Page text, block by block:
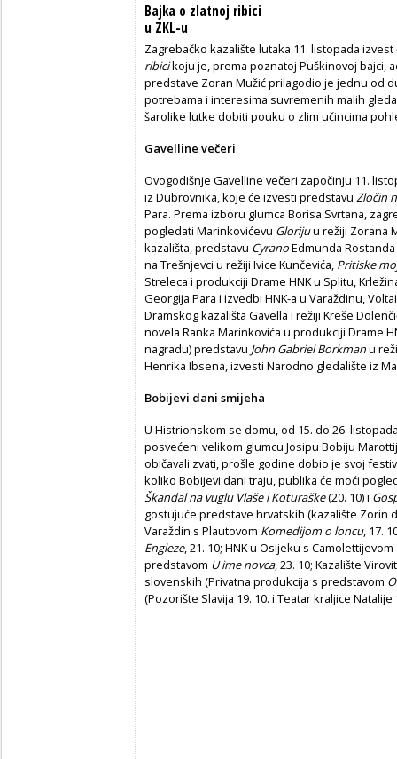
Bajka o zlatnoj ribici
u ZKL-u
Zagrebačko kazalište lutaka 11. listopada
ribicikoju je, prema poznatoj Puškinovoj bajci,
predstave Zoran Mužić prilagodio je jednu od
potrebama i interesima suvremenih malih
šarolike lutke dobiti pouku o zlim učincima
Gavelline večeri
Ovogodišnje Gavelline večeri započinju 11.
iz Dubrovnika, koje će izvesti predstavu Zločin
Para. Prema izboru glumca Borisa Svrtana,
pogledati Marinkovićevu Glorijuu režiji Zorana
kazališta, predstavu CyranoEdmunda
na Trešnjevci u režiji Ivice Kunčevića, Pritiske
Streleca i produkciji Drame HNK u Splitu,
Georgija Para i izvedbi HNK-a u Varaždinu,
Dramskog kazališta Gavella i režiji Kreše
novela Ranka Marinkovića u produkciji Drame
nagradu) predstavu John Gabriel Borkmanu
Henrika Ibsena, izvesti Narodno gledalište iz
Bobijevi dani smijeha
U Histrionskom se domu, od 15. do 26.
posvećeni velikom glumcu Josipu Bobiju
običavali zvati, prošle godine dobio je svoj
koliko Bobijevi dani traju, publika će moći
Škandal na vuglu Vlaše i Koturaške(20. 10) i
gostujuće predstave hrvatskih (kazalište Zorin
Varaždin s Plautovom Komedijom o loncu, 17.
Engleze, 21. 10; HNK u Osijeku s Camolettijevom
predstavom U ime novca, 23. 10; Kazalište
slovenskih (Privatna produkcija s predstavom
(Pozorište Slavija 19. 10. i Teatar kraljice Natalije